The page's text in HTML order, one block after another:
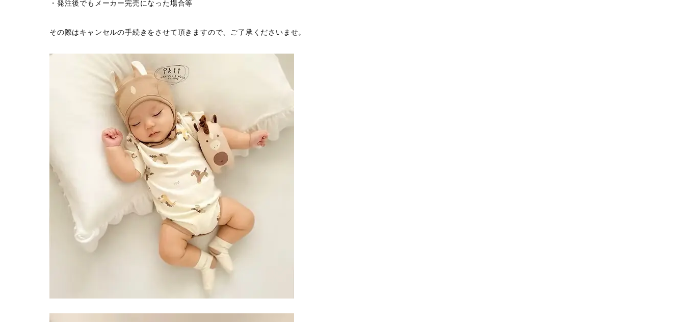
・発注後でもメーカー完売になった場合等
その際はキャンセルの手続きをさせて頂きますので、ご了承くださいませ。